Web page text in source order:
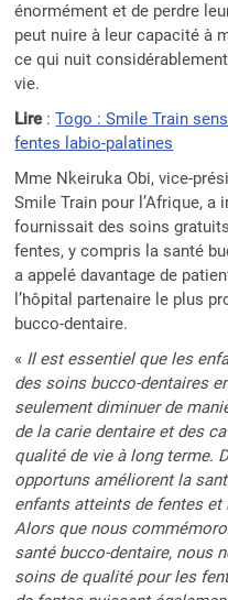
énormément et de perdre
peut nuire à leur capacité à
ce qui nuit
vie.
Lire:Togo : Smile Train
fentes labio-palatines
Mme Nkeiruka Obi, vice-
Smile Train pour l’Afrique, a
fournissait des soins
fentes, y compris la santé
a appelé davantage de
l’hôpital partenaire le plus
bucco-dentaire.
« Il est essentiel que les
des soins bucco-dentaires
seulement diminuer de
de la carie dentaire et des
qualité de vie à long terme.
opportuns améliorent la
enfants atteints de fentes et
Alors que nous
santé bucco-dentaire, nous
soins de qualité pour les